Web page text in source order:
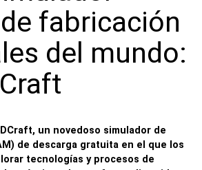
fabricación
del mundo:
un novedoso simulador de
de descarga gratuita en el que los
tecnologías y procesos de